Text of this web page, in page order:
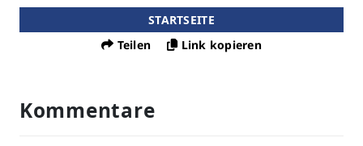
STARTSEITE
Teilen
Link kopieren
Kommentare